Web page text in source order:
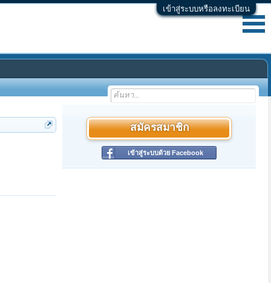
เข้าสู่ระบบหรือลงทะเบียน
สมัครสมาชิก
เข้าสู่ระบบด้วย Facebook